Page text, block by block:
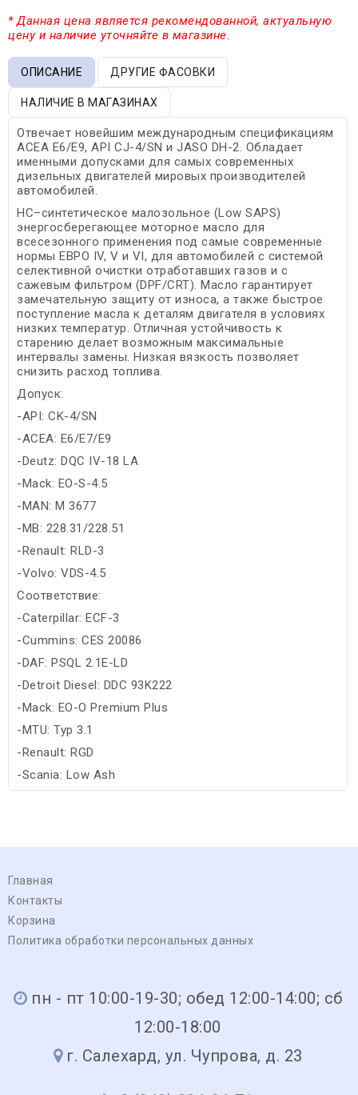
* Данная цена является рекомендованной, актуальную
цену и наличие уточняйте в магазине.
ОПИСАНИЕ ДРУГИЕ ФАСОВКИ
НАЛИЧИЕ В МАГАЗИНАХ
Отвечает новейшим международным спецификациям
ACEA E6/E9, API CJ-4/SN и JASO DH-2. Обладает
именными допусками для самых современных
дизельных двигателей мировых производителей
автомобилей.
HC–синтетическое малозольное (Low SAPS)
энергосберегающее моторное масло для
всесезонного применения под самые современные
нормы ЕВРО IV, V и VI, для автомобилей с системой
селективной очистки отработавших газов и с
сажевым фильтром (DPF/CRT). Масло гарантирует
замечательную защиту от износа, а также быстрое
поступление масла к деталям двигателя в условиях
низких температур. Отличная устойчивость к
старению делает возможным максимальные
интервалы замены. Низкая вязкость позволяет
снизить расход топлива.
Допуск:
-API: CK-4/SN
-ACEA: E6/E7/E9
-Deutz: DQC IV-18 LA
-Mack: EO-S-4.5
-MAN: M 3677
-MB: 228.31/228.51
-Renault: RLD-3
-Volvo: VDS-4.5
Соответствие:
-Caterpillar: ECF-3
-Cummins: CES 20086
-DAF: PSQL 2.1E-LD
-Detroit Diesel: DDC 93K222
-Mack: EO-O Premium Plus
-MTU: Typ 3.1
-Renault: RGD
-Scania: Low Ash
Главная
Контакты
Корзина
Политика обработки персональных данных
пн - пт 10:00-19-30; обед 12:00-14:00; сб
12:00-18:00
г. Салехард, ул. Чупрова, д. 23